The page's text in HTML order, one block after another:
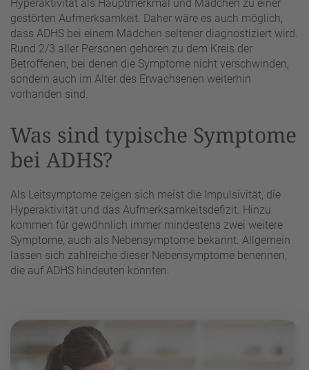
Hyperaktivität als Hauptmerkmal und Mädchen zu einer
gestörten Aufmerksamkeit. Daher wäre es auch möglich,
dass ADHS bei einem Mädchen seltener diagnostiziert wird.
Rund 2/3 aller Personen gehören zu dem Kreis der
Betroffenen, bei denen die Symptome nicht verschwinden,
sondern auch im Alter des Erwachsenen weiterhin
vorhanden sind.
Was sind typische Symptome
bei ADHS?
Als Leitsymptome zeigen sich meist die Impulsivität, die
Hyperaktivität und das Aufmerksamkeitsdefizit. Hinzu
kommen für gewöhnlich immer mindestens zwei weitere
Symptome, auch als Nebensymptome bekannt. Allgemein
lassen sich zahlreiche dieser Nebensymptome benennen,
die auf ADHS hindeuten könnten.